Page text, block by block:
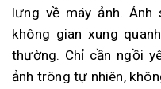
lưng về máy ảnh.
không gian xung
thường. Chỉ cần ngồi
ảnh trông tự nhiên,